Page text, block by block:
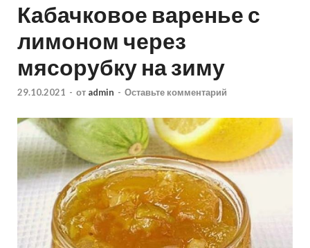
Кабачковое варенье с
лимоном через
мясорубку на зиму
29.10.2021 - от admin - Оставьте комментарий